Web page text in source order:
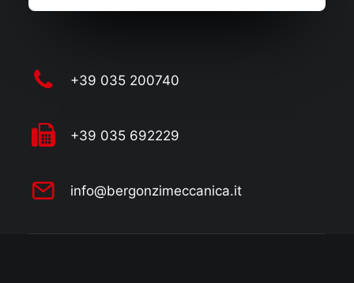
+39 035 200740
+39 035 692229
info@bergonzimeccanica.it